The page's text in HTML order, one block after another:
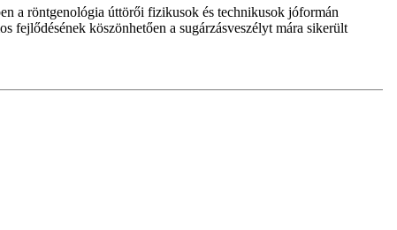
a röntgenológia úttörői fizikusok és technikusok jóformán
fejlődésének köszönhetően a sugárzásveszélyt mára sikerült